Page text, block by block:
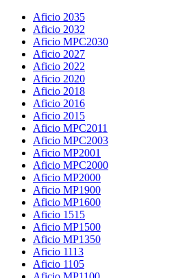
Aficio 2035
Aficio 2032
Aficio MPC2030
Aficio 2027
Aficio 2022
Aficio 2020
Aficio 2018
Aficio 2016
Aficio 2015
Aficio MPC2011
Aficio MPC2003
Aficio MP2001
Aficio MPC2000
Aficio MP2000
Aficio MP1900
Aficio MP1600
Aficio 1515
Aficio MP1500
Aficio MP1350
Aficio 1113
Aficio 1105